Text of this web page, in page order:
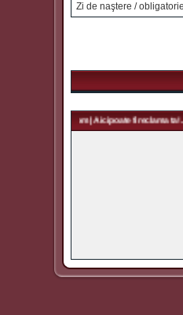
Zi de naştere /
| Aici poate fi reclama ta! ...